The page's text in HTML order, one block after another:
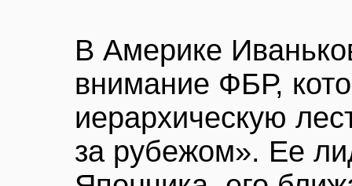
В Америке
внимание ФБР,
иерархическую
за рубежом». Ее